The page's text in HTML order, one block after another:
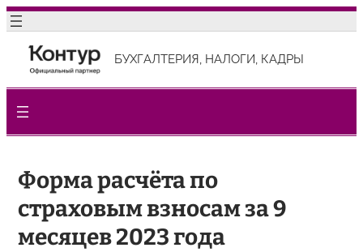
Перейти
содержимому
БУХГАЛТЕРИЯ, НАЛОГИ, КАДРЫ
Форма расчёта по
страховым взносам за 9
месяцев 2023 года